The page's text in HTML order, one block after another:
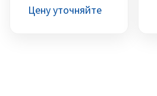
Цену уточняйте